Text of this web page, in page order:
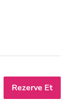
Rezerve Et